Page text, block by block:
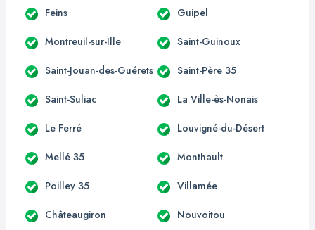
Feins Guipel
Montreuil-sur-Ille Saint-Guinoux
Saint-Jouan-des-Guérets Saint-Père 35
Saint-Suliac La Ville-ès-Nonais
Le Ferré Louvigné-du-Désert
Mellé 35 Monthault
Poilley 35 Villamée
Châteaugiron Nouvoitou